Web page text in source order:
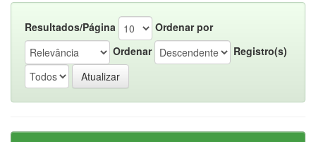
Resultados/Página
Ordenar por
Ordenar
Registro(s)